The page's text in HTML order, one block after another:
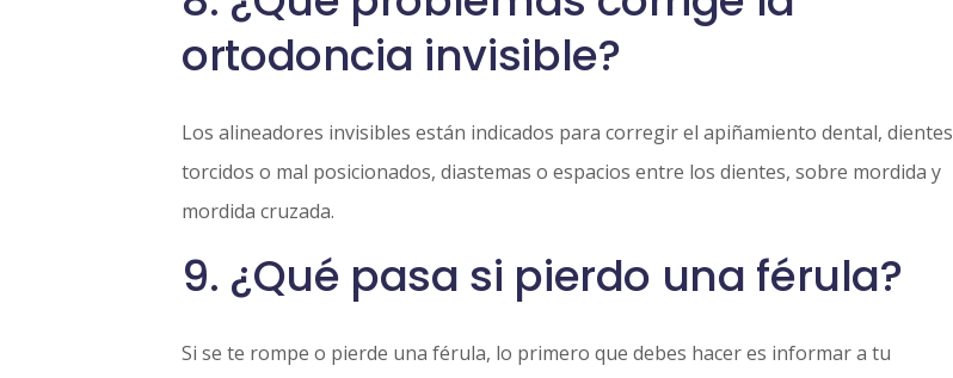
ortodoncia invisible?
Los alineadores invisibles están indicados para corregir el apiñamiento dental, dientes
torcidos o mal posicionados, diastemas o espacios entre los dientes, sobre mordida y
mordida cruzada.
9. ¿Qué pasa si pierdo una férula?
Si se te rompe o pierde una férula, lo primero que debes hacer es informar a tu